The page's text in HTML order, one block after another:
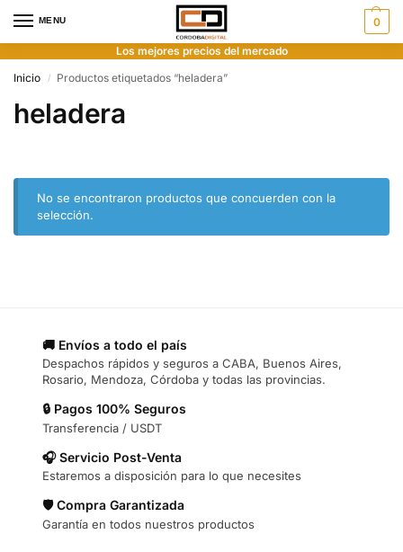
MENU 0
Los mejores precios del mercado
Inicio
/ Productos etiquetados “heladera”
heladera
No se encontraron productos que concuerden con la
selección.
🚚 Envíos a todo el país
Despachos rápidos y seguros a CABA, Buenos Aires,
Rosario, Mendoza, Córdoba y todas las provincias.
🔒 Pagos 100% Seguros
Transferencia / USDT
🎧 Servicio Post-Venta
Estaremos a disposición para lo que necesites
🛡️ Compra Garantizada
Garantía en todos nuestros productos